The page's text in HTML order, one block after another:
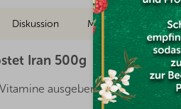
Diskussion Marke
Iran 500g
ausgeben, wenn es